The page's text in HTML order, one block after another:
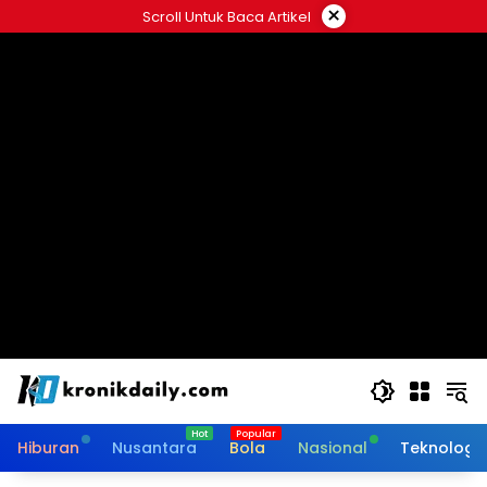
ke
Scroll Untuk Baca Artikel ×
Hiburan Nusantara Bola Nasional Teknologi